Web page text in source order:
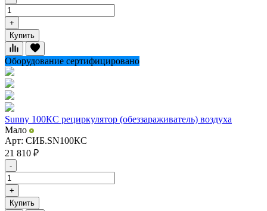
+
Купить
Оборудование сертифицировано
Sunny 100КC рециркулятор (обеззараживатель) воздуха
Мало
Арт: СИБ.SN100КС
21 810 ₽
-
+
Купить